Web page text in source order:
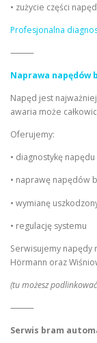
• zużycie części
Profesjonalna
⸻
Naprawa napędów
Napęd jest
awaria może
Oferujemy:
• diagnostykę napędu
• naprawę napędów
• wymianę
• regulację systemu
Serwisujemy napędy
Hörmann oraz
(tu możesz
⸻
Serwis bram